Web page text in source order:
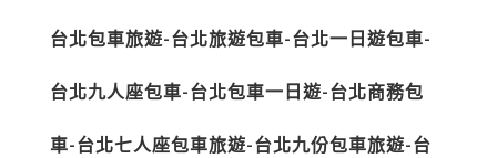
台北包車旅遊-台北旅遊包車-台北一日遊包車-
台北九人座包車-台北包車一日遊-台北商務包
車-台北七人座包車旅遊-台北九份包車旅遊-台